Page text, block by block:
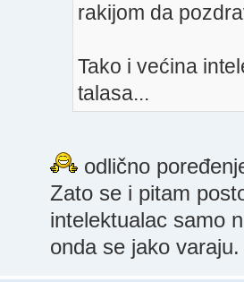
rakijom da
Tako i većina
talasa...
odlično
Zato se i pitam
intelektualac samo
onda se jako varaju.